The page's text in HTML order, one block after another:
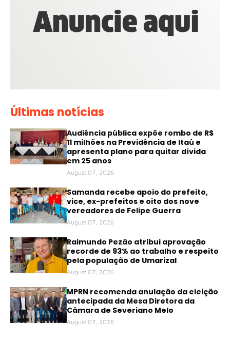
Últimas notícias
Audiência pública expõe rombo de R$
11 milhões na Previdência de Itaú e
apresenta plano para quitar dívida
em 25 anos
August 07, 2026
Samanda recebe apoio do prefeito,
vice, ex-prefeitos e oito dos nove
vereadores de Felipe Guerra
August 07, 2026
Raimundo Pezão atribui aprovação
recorde de 93% ao trabalho e respeito
pela população de Umarizal
August 07, 2026
MPRN recomenda anulação da eleição
antecipada da Mesa Diretora da
Câmara de Severiano Melo
August 07, 2026